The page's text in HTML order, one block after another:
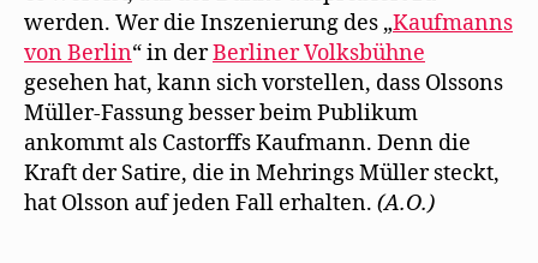
werden. Wer die Inszenierung des „Kaufmanns
von Berlin“ in derBerliner Volksbühne
gesehen hat, kann sich vorstellen, dass Olssons
Müller-Fassung besser beim Publikum
ankommt als Castorffs Kaufmann. Denn die
Kraft der Satire, die in Mehrings Müller steckt,
hat Olsson auf jeden Fall erhalten. (A.O.)